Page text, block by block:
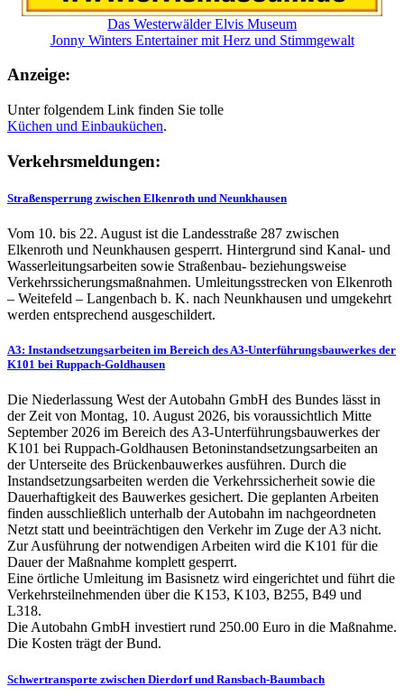
Das Westerwälder Elvis Museum
Jonny Winters Entertainer mit Herz und Stimmgewalt
Anzeige:
Unter folgendem Link finden Sie tolle
Küchen und Einbauküchen.
Verkehrsmeldungen:
Straßensperrung zwischen Elkenroth und Neunkhausen
Vom 10. bis 22. August ist die Landesstraße 287 zwischen
Elkenroth und Neunkhausen gesperrt. Hintergrund sind Kanal- und
Wasserleitungsarbeiten sowie Straßenbau- beziehungsweise
Verkehrssicherungsmaßnahmen. Umleitungsstrecken von Elkenroth
– Weitefeld – Langenbach b. K. nach Neunkhausen und umgekehrt
werden entsprechend ausgeschildert.
A3: Instandsetzungsarbeiten im Bereich des A3-Unterführungsbauwerkes der
K101 bei Ruppach-Goldhausen
Die Niederlassung West der Autobahn GmbH des Bundes lässt in
der Zeit von Montag, 10. August 2026, bis voraussichtlich Mitte
September 2026 im Bereich des A3-Unterführungsbauwerkes der
K101 bei Ruppach-Goldhausen Betoninstandsetzungsarbeiten an
der Unterseite des Brückenbauwerkes ausführen. Durch die
Instandsetzungsarbeiten werden die Verkehrssicherheit sowie die
Dauerhaftigkeit des Bauwerkes gesichert. Die geplanten Arbeiten
finden ausschließlich unterhalb der Autobahn im nachgeordneten
Netzt statt und beeinträchtigen den Verkehr im Zuge der A3 nicht.
Zur Ausführung der notwendigen Arbeiten wird die K101 für die
Dauer der Maßnahme komplett gesperrt.
Eine örtliche Umleitung im Basisnetz wird eingerichtet und führt die
Verkehrsteilnehmenden über die K153, K103, B255, B49 und
L318.
Die Autobahn GmbH investiert rund 250.00 Euro in die Maßnahme.
Die Kosten trägt der Bund.
Schwertransporte zwischen Dierdorf und Ransbach-Baumbach